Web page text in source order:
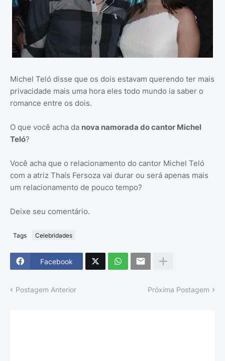
Michel Teló disse que os dois estavam querendo ter mais
privacidade mais uma hora eles todo mundo ia saber o
romance entre os dois.
O que você acha da nova namorada do cantor Michel
Teló?
Você acha que o relacionamento do cantor Michel Teló
com a atriz Thaís Fersoza vai durar ou será apenas mais
um relacionamento de pouco tempo?
Deixe seu comentário.
Tags Celebridades
Facebook
Postagem Anterior Próxima Postagem